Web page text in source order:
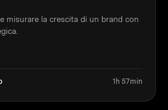
misurare la crescita di un brand con
1h 57min